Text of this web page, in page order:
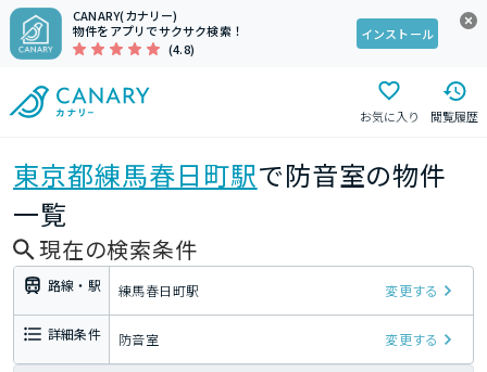
CANARY(カナリー)
物件をアプリでサクサク検索！
(4.8)
インストール
お気に入り 閲覧履歴
東京都練馬春日町駅で防音室の物件
一覧
現在の検索条件
路線・駅 練馬春日町駅 変更する
詳細条件 防音室 変更する